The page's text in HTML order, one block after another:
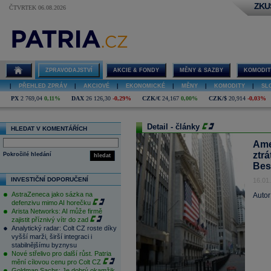
ČTVRTEK 06.08.2026
ZPRAVODAJSTVÍ AKCIE & FONDY MĚNY & SAZBY
PŘEHLED ZPRÁV AKCIOVÉ EKONOMICKÉ MĚNY KOMODITY
PX 2 769,04 0,11% DAX 26 126,30 -0,29% CZK/€ 24,167 0,00% CZK/$ 20,914 -0,03%
HLEDAT V KOMENTÁŘÍCH
hledat
Pokročilé hledání
INVESTIČNÍ DOPORUČENÍ
AstraZeneca jako sázka na
defenzivu mimo AI horečku
Arista Networks: AI může firmě
zajistit příznivý vítr do zad
Analytický radar: Colt CZ roste díky
vyšší marži, širší integraci i
stabilnějšímu byznysu
Nové střelivo pro další růst. Patria
mění cílovou cenu pro Colt CZ
Detail - články